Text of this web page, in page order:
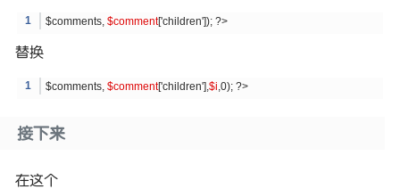
$comments,$comment['children']); ?>
替换
$comments,$comment['children'],$i ,0); ?>
接下来
在这个